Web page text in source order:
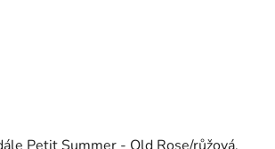
Petit Summer - Old Rose/růžová,